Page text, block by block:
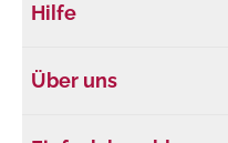
Hilfe
Über uns